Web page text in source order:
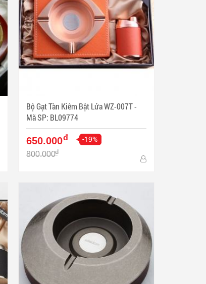
Bộ Gạt Tàn Kiêm Bật Lửa WZ-007T -
Mã SP: BL09774
650.000đ -19%
800.000đ